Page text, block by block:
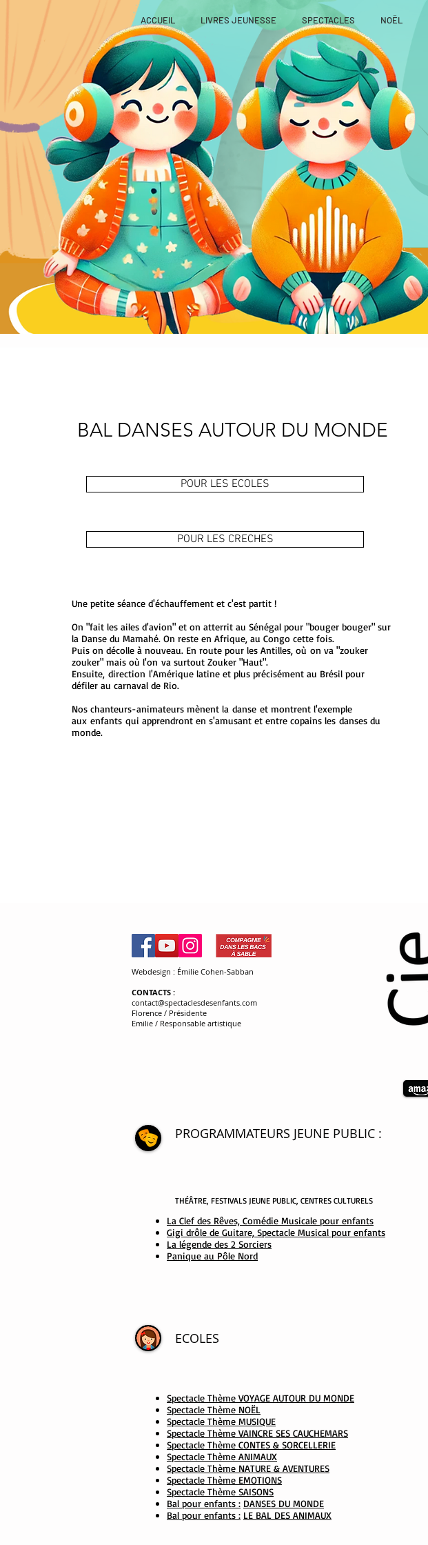
ACCUEIL LIVRES JEUNESSE SPECTACLES NOËL
BAL DANSES AUTOUR DU MONDE
POUR LES ECOLES
POUR LES CRECHES
Une petite séance d'échauffement et c'est partit !
On "fait les ailes d'avion" et on atterrit au Sénégal pour "bouger bouger" sur
la Danse du Mamahé. On reste en Afrique, au Congo cette fois.
Puis on décolle à nouveau. En route pour les Antilles, où on va "zouker
zouker" mais où l'on va surtout Zouker "Haut".
Ensuite, direction l'Amérique latine et plus précisément au Brésil pour
défiler au carnaval de Rio.​
Nos chanteurs-animateurs mènent la danse et montrent l'exemple
aux enfants qui apprendront en s'amusant et entre copains les danses du
monde.
Webdesign : Émilie Cohen-Sabban
CONTACTS :
contact@spectaclesdesenfants.com
Florence / Présidente
Emilie / Responsable artistique
PROGRAMMATEURS JEUNE PUBLIC :
THÉÂTRE, FESTIVALS JEUNE PUBLIC, CENTRES CULTURELS
La Clef des Rêves, Comédie Musicale pour enfants
Gigi drôle de Guitare, Spectacle Musical pour enfants
La légende des 2 Sorciers
Panique au Pôle Nord
ECOLES
Spectacle Thème VOYAGE AUTOUR DU MONDE
Spectacle Thème NOËL
Spectacle Thème MUSIQUE
Spectacle Thème VAINCRE SES CAUCHEMARS
Spectacle Thème CONTES & SORCELLERIE
Spectacle Thème ANIMAUX
Spectacle Thème NATURE & AVENTURES
Spectacle Thème EMOTIONS
Spectacle Thème SAISONS
Bal pour enfants : DANSES DU MONDE
Bal pour enfants : LE BAL DES ANIMAUX